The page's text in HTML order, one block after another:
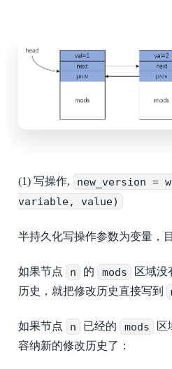
(1) 写操作,
new_version =
variable, value)
半持久化写操作参数为变量，
如果节点 n 的 mods
区域没
历史，就把修改历史直接写到
如果节点 n 已经的 mods
区
容纳新的修改历史了：